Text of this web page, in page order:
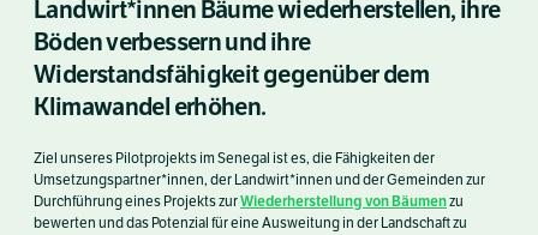
Landwirt*innen Bäume wiederherstellen, ihre
Böden verbessern und ihre
Widerstandsfähigkeit gegenüber dem
Klimawandel erhöhen.
Ziel unseres Pilotprojekts im Senegal ist es, die Fähigkeiten der
Umsetzungspartner*innen, der Landwirt*innen und der Gemeinden zur
Durchführung eines Projekts zurWiederherstellung von Bäumenzu
bewerten und das Potenzial für eine Ausweitung in der Landschaft zu